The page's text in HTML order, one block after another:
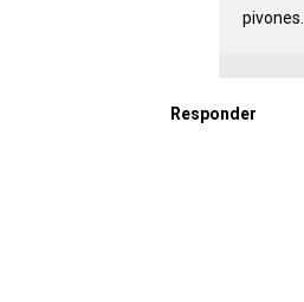
pivones.
Responder